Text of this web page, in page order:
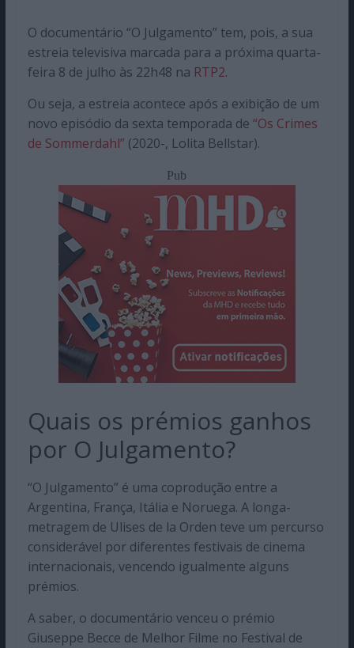
O documentário “O Julgamento” tem, pois, a sua
estreia televisiva marcada para a próxima quarta-
feira 8 de julho às 22h48 na RTP2.
Ou seja, a estreia acontece após a exibição de um
novo episódio da sexta temporada de “Os Crimes
de Sommerdahl” (2020-, Lolita Bellstar).
Pub
Quais os prémios ganhos
por O Julgamento?
“O Julgamento” é uma coprodução entre a
Argentina, França, Itália e Noruega. A longa-
metragem de Ulises de la Orden teve um percurso
considerável por diferentes festivais de cinema
internacionais, vencendo igualmente alguns
prémios.
A saber, o documentário venceu o prémio
Giuseppe Becce de Melhor Filme no Festival de